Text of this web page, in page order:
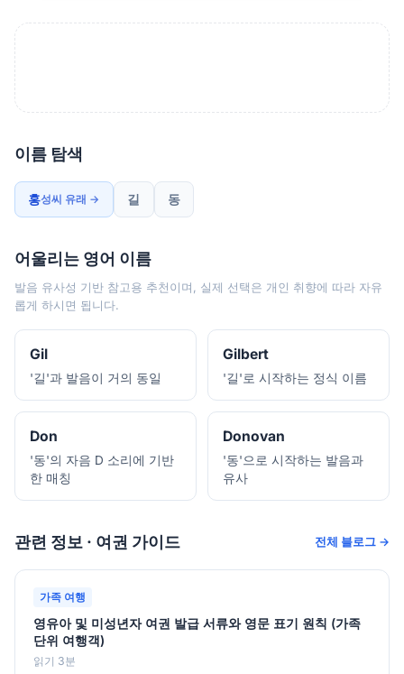
이름 탐색
홍성씨 유래 → 길 동
어울리는 영어 이름
발음 유사성 기반 참고용 추천이며, 실제 선택은 개인 취향에 따라 자유
롭게 하시면 됩니다.
Gil
'길'과 발음이 거의 동일
Gilbert
'길'로 시작하는 정식 이름
Don
'동'의 자음 D 소리에 기반
한 매칭
Donovan
'동'으로 시작하는 발음과
유사
관련 정보 · 여권 가이드 전체 블로그 →
가족 여행
영유아 및 미성년자 여권 발급 서류와 영문 표기 원칙 (가족
단위 여행객)
읽기 3분